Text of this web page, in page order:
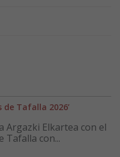
Tafalla 2026’
Argazki Elkartea con el
Tafalla con...